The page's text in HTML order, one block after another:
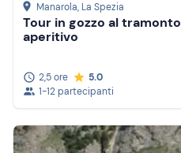
Manarola, La Spezia
Tour in gozzo al
aperitivo
2,5 ore
5.0
1-12 partecipanti